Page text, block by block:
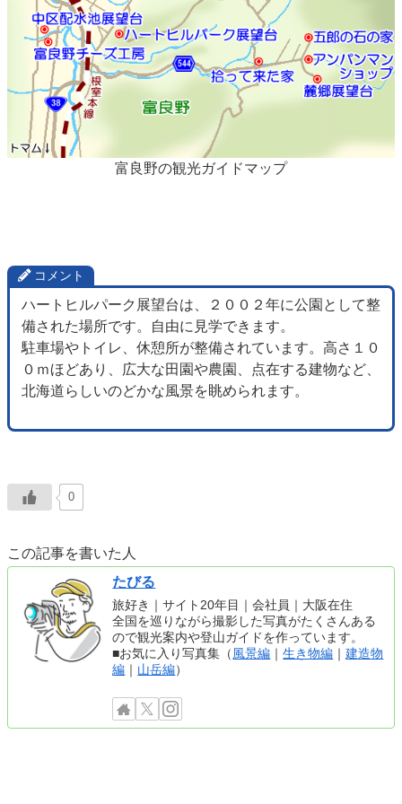
富良野の観光ガイドマップ
コメント
ハートヒルパーク展望台は、２００２年に公園として整
備された場所です。自由に見学できます。
駐車場やトイレ、休憩所が整備されています。高さ１０
０ｍほどあり、広大な田園や農園、点在する建物など、
北海道らしいのどかな風景を眺められます。
0
この記事を書いた人
たびる
旅好き｜サイト20年目｜会社員｜大阪在住
全国を巡りながら撮影した写真がたくさんある
ので観光案内や登山ガイドを作っています。
■お気に入り写真集（風景編 ｜生き物編 ｜建造物
編 ｜ 山岳編）